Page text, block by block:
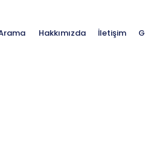
Hakkımızda İletişim